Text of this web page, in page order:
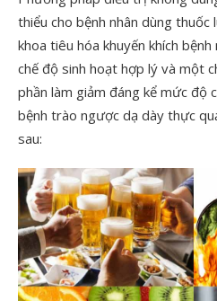
thiểu cho bệnh nhân dùng thuốc
khoa tiêu hóa khuyến khích
chế độ sinh hoạt hợp lý và một
phần làm giảm đáng kể mức độ
bệnh trào ngược dạ dày thực
sau: